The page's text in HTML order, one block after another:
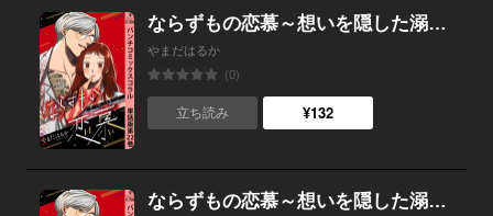
ならずもの恋慕～想いを隠した溺愛ヤクザ～ 単話版第22巻
やまだはるか
(0)
立ち読み ¥132
ならずもの恋慕～想いを隠した溺愛ヤクザ～ 単話版第21巻